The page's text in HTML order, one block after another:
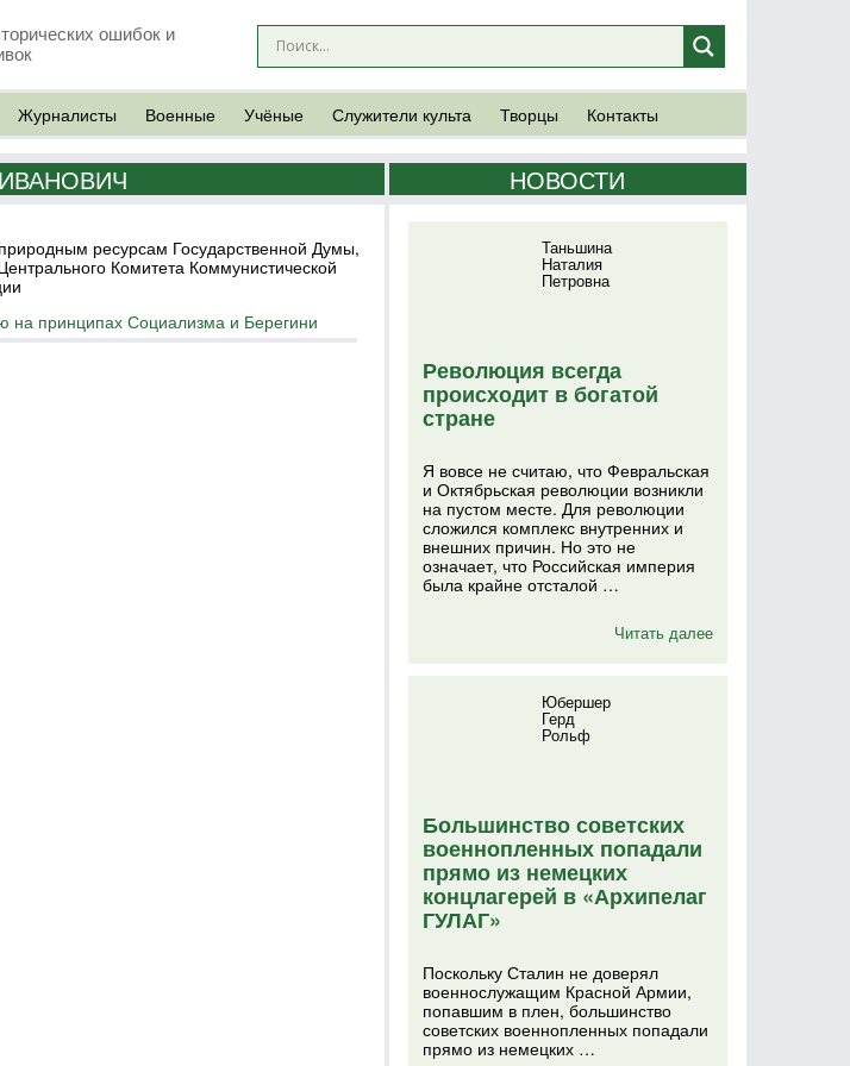
ошибок и
Журналисты Военные Учёные Служители культа Творцы Контакты
ресурсам Государственной Думы,
Комитета Коммунистической
на принципах Социализма и Берегини
НОВОСТИ
Таньшина
Наталия
Петровна
Революция всегда
происходит в богатой
стране
Я вовсе не считаю, что Февральская
и Октябрьская революции возникли
на пустом месте. Для революции
сложился комплекс внутренних и
внешних причин. Но это не
означает, что Российская империя
была крайне отсталой …
Читать далее
Юбершер
Герд
Рольф
Большинство советских
военнопленных попадали
прямо из немецких
концлагерей в «Архипелаг
ГУЛАГ»
Поскольку Сталин не доверял
военнослужащим Красной Армии,
попавшим в плен, большинство
советских военнопленных попадали
прямо из немецких …